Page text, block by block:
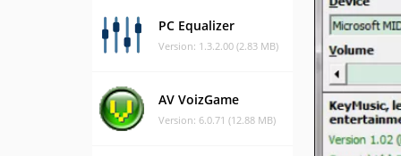
PC Equalizer
Version: 1.3.2.00 (2.83 MB)
AV VoizGame
Version: 6.0.71 (12.88 MB)